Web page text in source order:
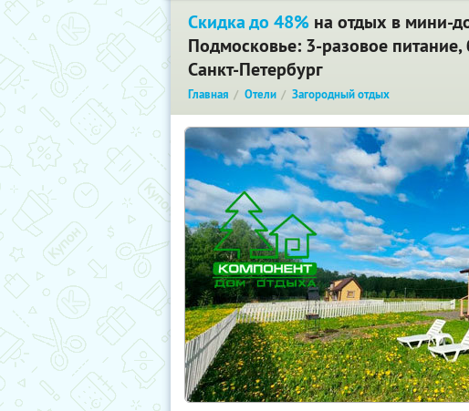
Скидка до 48% на отдых в мини-
Подмосковье: 3-разовое
Санкт-Петербург
Главная Отели Загородный отдых